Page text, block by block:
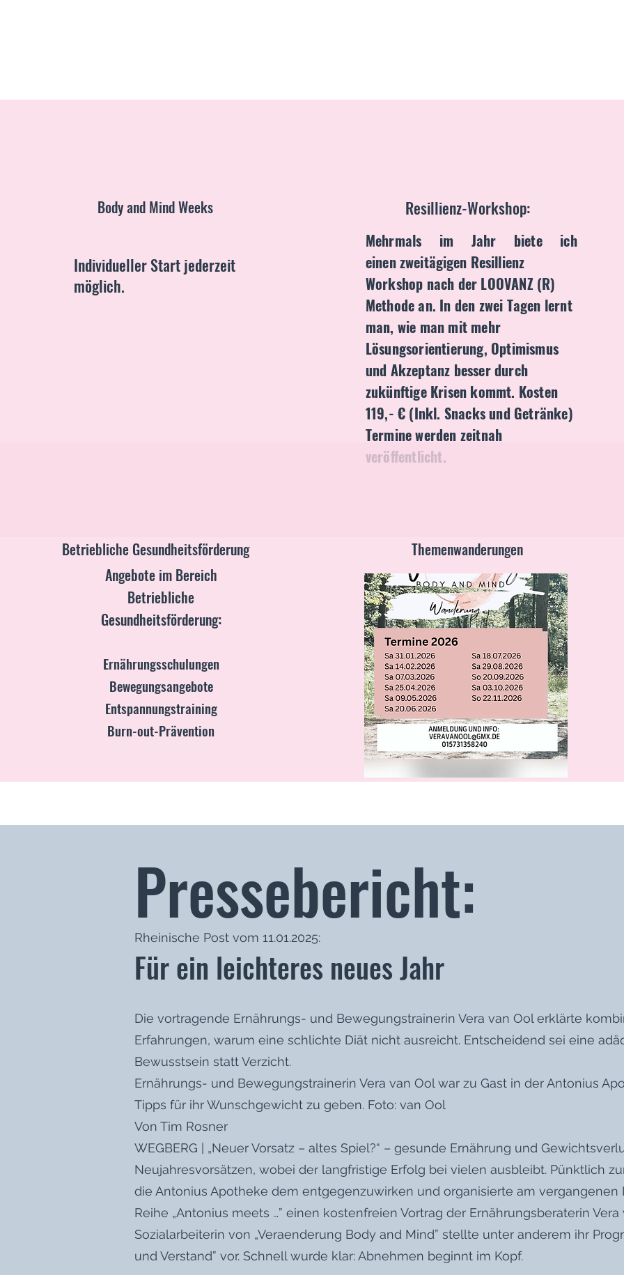
Body and Mind Weeks
Individueller Start jederzeit
möglich.
Resillienz-Workshop:
Mehrmals im Jahr biete ich
einenzweitägigen Resillienz
Workshop nach der LOOVANZ (R)
Methode an. In den zwei Tagen lernt
man, wie man mit mehr
Lösungsorientierung, Optimismus
und Akzeptanz besser durch
zukünftige Krisen kommt. Kosten
119,- € (Inkl. Snacks und Getränke)
Termine werden zeitnah
veröffentlicht.
Betriebliche Gesundheitsförderung
Angebote im Bereich
Betriebliche
Gesundheitsförderung:
Ernährungsschulungen
Bewegungsangebote
Entspannungstraining
Burn-out-Prävention
Themenwanderungen
Pressebericht:
Rheinische Post vom 11.01.2025:
Für ein leichteres neues Jahr
Die vortragende Ernährungs- und Bewegungstrainerin Vera van Ool erklärte
Erfahrungen, warum eine schlichte Diät nicht ausreicht. Entscheidend sei eine
Bewusstsein statt Verzicht.
Ernährungs- und Bewegungstrainerin Vera van Ool war zu Gast in der Antonius
Tipps für ihr Wunschgewicht zu geben. Foto: van Ool
Von Tim Rosner
WEGBERG | „Neuer Vorsatz – altes Spiel?“ – gesunde Ernährung und
Neujahresvorsätzen, wobei der langfristige Erfolg bei vielen ausbleibt. Pünktlich
die Antonius Apotheke dem entgegenzuwirken und organisierte am vergangenen
Reihe „Antonius meets …” einen kostenfreien Vortrag der Ernährungsberaterin
Sozialarbeiterin von „Veraenderung Body and Mind” stellte unter anderem ihr
und Verstand” vor. Schnell wurde klar: Abnehmen beginnt im Kopf.